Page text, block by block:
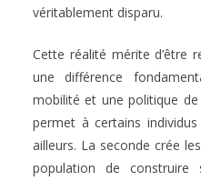
véritablement disparu.
Cette réalité mérite d’être
une différence
mobilité et une politique
permet à certains
ailleurs. La seconde crée
population de